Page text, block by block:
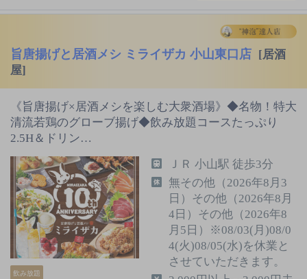
旨唐揚げと居酒メシ ミライザカ 小山東口店
[居酒
屋]
《旨唐揚げ×居酒メシを楽しむ大衆酒場》◆名物！特大
清流若鶏のグローブ揚げ◆飲み放題コースたっぷり
2.5H＆ドリン…
飲み放題
ＪＲ 小山駅 徒歩3分
無その他（2026年8月3
日）その他（2026年8月
4日）その他（2026年8
月5日）※08/03(月)08/0
4(火)08/05(水)を休業と
させていただきます。